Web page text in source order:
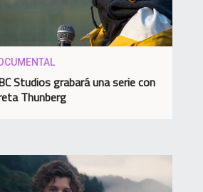
Studios grabará una serie con
Thunberg